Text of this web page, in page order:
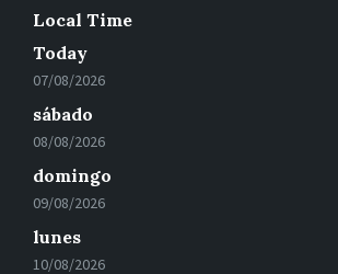
Local Time
Today
07/08/2026
sábado
08/08/2026
domingo
09/08/2026
lunes
10/08/2026